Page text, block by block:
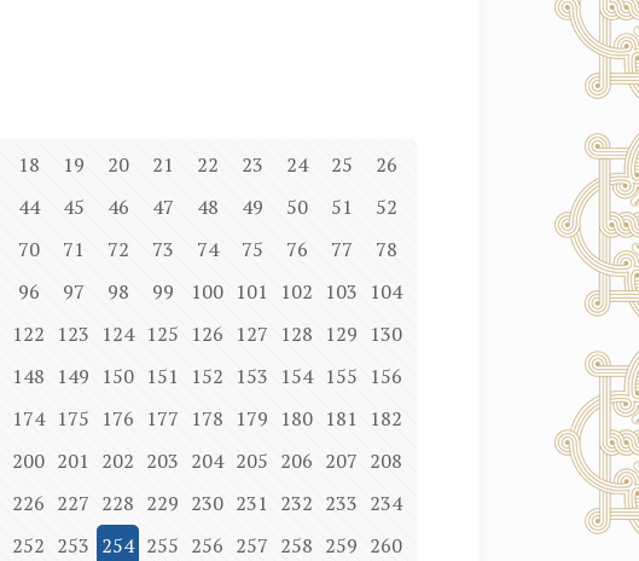
18 19 20 21 22 23 24 25
26
44 45 46 47 48 49 50 51
52
70 71 72 73 74 75 76 77
78
96 97 98 99 100 101 102 103 104
122 123 124 125 126 127 128 129 130
148 149 150 151 152 153 154 155 156
174 175 176 177 178 179 180 181
182
200 201 202 203 204 205 206 207 208
226 227 228 229 230 231 232 233 234
252 253 254 255 256 257 258 259 260